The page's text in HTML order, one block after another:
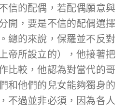
信的配偶，若配偶願意與
開，要是不信的配偶選擇
總的來說，保羅並不反對
帝所設立的），他接著把
比較，他認為對當代的哥
和他們的兒女能夠獨身的
不過並非必須，因為各人